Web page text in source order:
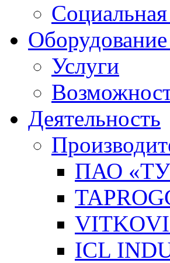
Социальная
Услуги
Деятельность
ПАО
ICL